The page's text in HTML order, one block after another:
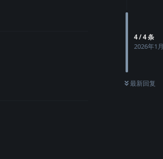
4/4条
2026年1月
最新回复